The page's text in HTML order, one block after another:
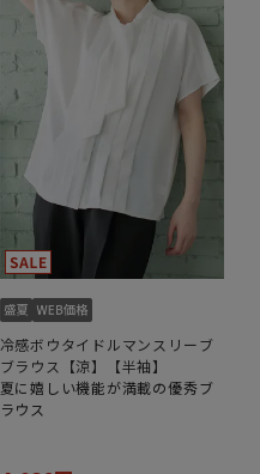
冷感ボウタイドルマンスリーブ
ブラウス【涼】【半袖】
夏に嬉しい機能が満載の優秀ブ
ラウス